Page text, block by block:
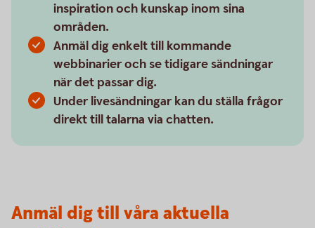
inspiration och kunskap inom sina
områden.
Anmäl dig enkelt till kommande
webbinarier och se tidigare sändningar
när det passar dig.
Under livesändningar kan du ställa frågor
direkt till talarna via chatten.
Anmäl dig till våra aktuella